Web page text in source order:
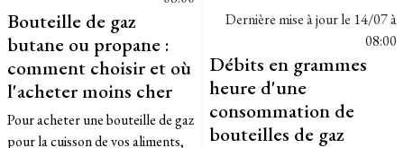
Bouteille de gaz
butane ou propane :
comment choisir et où
l'acheter moins cher
Pour acheter une bouteille de gaz
pour la cuisson de vos aliments,
Dernière mise à jour le 14/07 à
08:00
Débits en grammes
heure d'une
consommation de
bouteilles de gaz